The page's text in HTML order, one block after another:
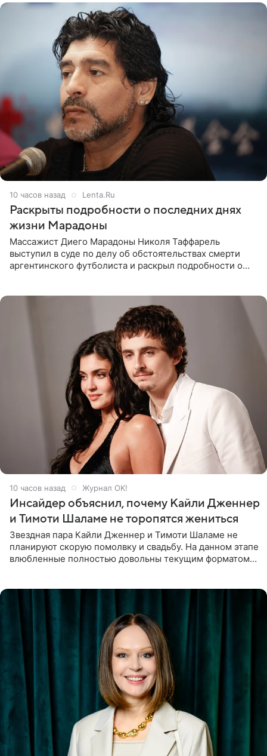
10 часов назад Lenta.Ru
Раскрыты подробности о последних днях
жизни Марадоны
Массажист Диего Марадоны Николя Таффарель
выступил в суде по делу об обстоятельствах смерти
аргентинского футболиста и раскрыл подробности о
10 часов назад Журнал OK!
Инсайдер объяснил, почему Кайли Дженнер
и Тимоти Шаламе не торопятся жениться
Звездная пара Кайли Дженнер и Тимоти Шаламе не
планируют скорую помолвку и свадьбу. На данном этапе
влюбленные полностью довольны текущим форматом